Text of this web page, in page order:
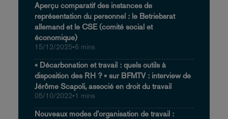
Aperçu comparatif des instances de
représentation du personnel : le Betriebsrat
allemand et le CSE (comité social et
économique)
15/12/2025•6 mins
« Décarbonation et travail : quels outils à
disposition des RH ? » sur BFMTV : interview de
Jérôme Scapoli, associé en droit du travail
05/10/2022•1 mins
Nouveaux modes d’organisation de travail :